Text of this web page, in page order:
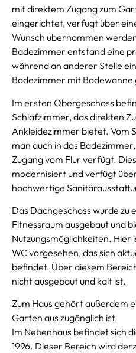
mit direktem Zugang zum
eingerichtet, verfügt über
Wunsch übernommen
Badezimmer entstand eine
während an anderer Stelle
Badezimmer mit
Im ersten Obergeschoss
Schlafzimmer, das direkten
Ankleidezimmer bietet. Vom
man auch in das
Zugang vom Flur verfügt.
modernisiert und verfügt
hochwertige
Das Dachgeschoss wurde
Fitnessraum ausgebaut und
Nutzungsmöglichkeiten. Hier
WC vorgesehen, das sich
befindet. Über diesem
nicht ausgebaut und kalt ist.
Zum Haus gehört außerdem
Garten aus zugänglich ist.
Im Nebenhaus befindet sich
1996. Dieser Bereich wird